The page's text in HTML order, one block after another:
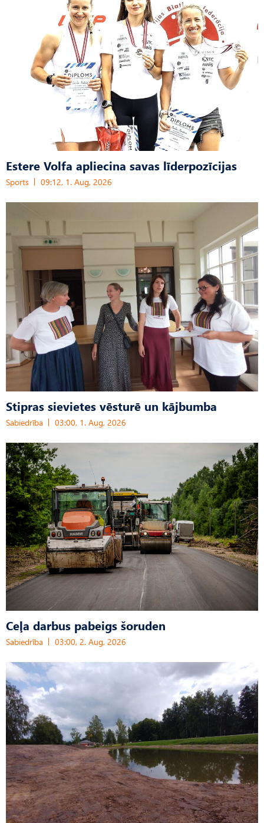
Estere Volfa apliecina savas līderpozīcijas
Sports 09:12, 1. Aug, 2026
Stipras sievietes vēsturē un kājbumba
Sabiedrība 03:00, 1. Aug, 2026
Ceļa darbus pabeigs šoruden
Sabiedrība 03:00, 2. Aug, 2026